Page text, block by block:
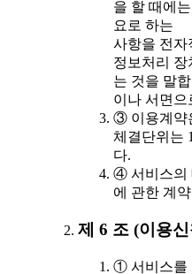
을 할 때에
요로 하는
사항을 전자
정보처리
는 것을 말
이나 서면으
③ 이용계약
체결단위는
다.
④ 서비스의
에 관한 계
제 6 조 (이용
① 서비스를